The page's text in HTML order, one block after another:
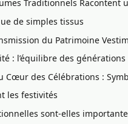
Traditionnels Racontent
de simples tissus
du Patrimoine
: l’équilibre des générations
Cœur des Célébrations :
les festivités
sont-elles